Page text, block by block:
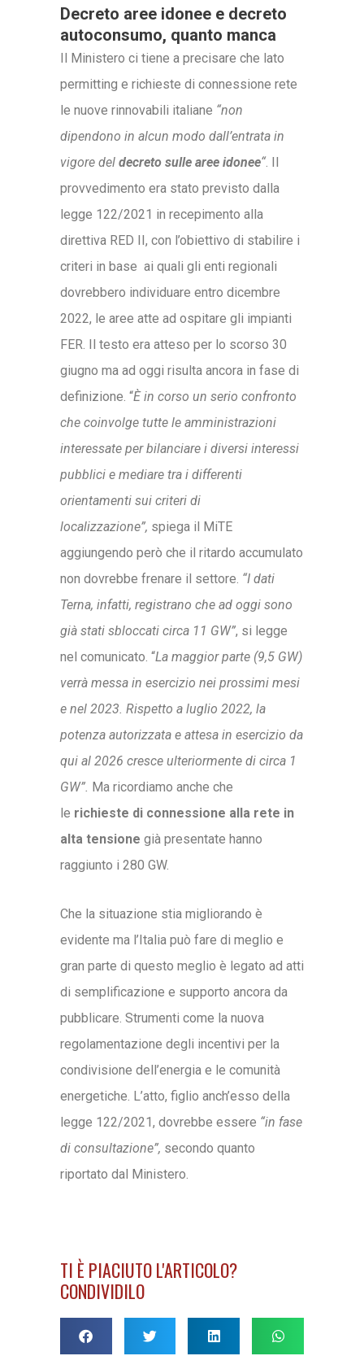
Decreto aree idonee e decreto
autoconsumo, quanto manca
Il Ministero ci tiene a precisare che lato
permitting e richieste di connessione rete
le nuove rinnovabili italiane “non
dipendono in alcun modo dall’entrata in
vigore del decreto sulle aree idonee“. Il
provvedimento era stato previsto dalla
legge 122/2021 in recepimento alla
direttiva RED II, con l’obiettivo di stabilire i
criteri in base ai quali gli enti regionali
dovrebbero individuare entro dicembre
2022, le aree atte ad ospitare gli impianti
FER. Il testo era atteso per lo scorso 30
giugno ma ad oggi risulta ancora in fase di
definizione. “È in corso un serio confronto
che coinvolge tutte le amministrazioni
interessate per bilanciare i diversi interessi
pubblici e mediare tra i differenti
orientamenti sui criteri di
localizzazione”, spiega il MiTE
aggiungendo però che il ritardo accumulato
non dovrebbe frenare il settore. “I dati
Terna, infatti, registrano che ad oggi sono
già stati sbloccati circa 11 GW”, si legge
nel comunicato. “La maggior parte (9,5 GW)
verrà messa in esercizio nei prossimi mesi
e nel 2023. Rispetto a luglio 2022, la
potenza autorizzata e attesa in esercizio da
qui al 2026 cresce ulteriormente di circa 1
GW”. Ma ricordiamo anche che
le richieste di connessione alla rete in
alta tensione già presentate hanno
raggiunto i 280 GW.
Che la situazione stia migliorando è
evidente ma l’Italia può fare di meglio e
gran parte di questo meglio è legato ad atti
di semplificazione e supporto ancora da
pubblicare. Strumenti come la nuova
regolamentazione degli incentivi per la
condivisione dell’energia e le comunità
energetiche. L’atto, figlio anch’esso della
legge 122/2021, dovrebbe essere “in fase
di consultazione”, secondo quanto
riportato dal Ministero.
TI È PIACIUTO L'ARTICOLO?
CONDIVIDILO